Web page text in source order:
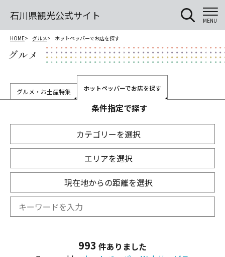
石川県観光公式サイト MENU
HOME グルメ ホットペッパーでお店を探す
グルメ
グルメ・お土産特集 ホットペッパーでお店を探す
条件指定で探す
カテゴリーを選択
エリアを選択
現在地からの距離を選択
993 件ありました